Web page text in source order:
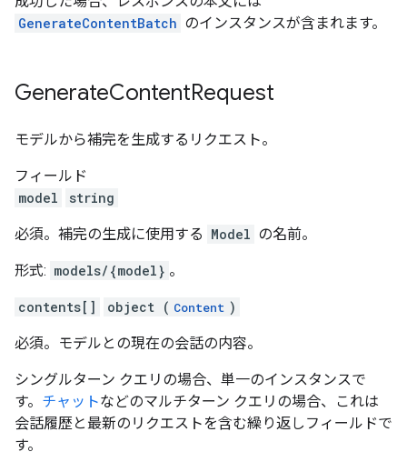
GenerateContentBatch のインスタンスが含まれます。
GenerateContentRequest
モデルから補完を生成するリクエスト。
フィールド
model
string
必須。補完の生成に使用する Model の名前。
形式: models/{model} 。
contents[] object ( Content )
必須。モデルとの現在の会話の内容。
シングルターン クエリの場合、単一のインスタンスで
す。 チャットなどのマルチターン クエリの場合、これは
会話履歴と最新のリクエストを含む繰り返しフィールドで
す。